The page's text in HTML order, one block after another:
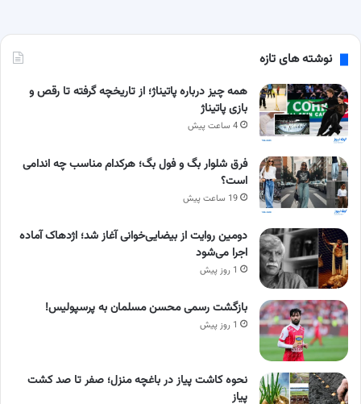
نوشته های تازه
همه چیز درباره پاتیناژ؛ از تاریخچه گرفته تا رقص و
بازی پاتیناژ
4 ساعت پیش
فرق شلوار بگ و فول بگ؛ هرکدام مناسب چه اندامی
است؟
19 ساعت پیش
دومین روایت از بیضایی‌خوانی آغاز شد؛ اژدهاک آماده
اجرا می‌شود
1 روز پیش
بازگشت رسمی محسن مسلمان به پرسپولیس!
1 روز پیش
نحوه کاشت پیاز در باغچه منزل؛ صفر تا صد کشت
پیاز